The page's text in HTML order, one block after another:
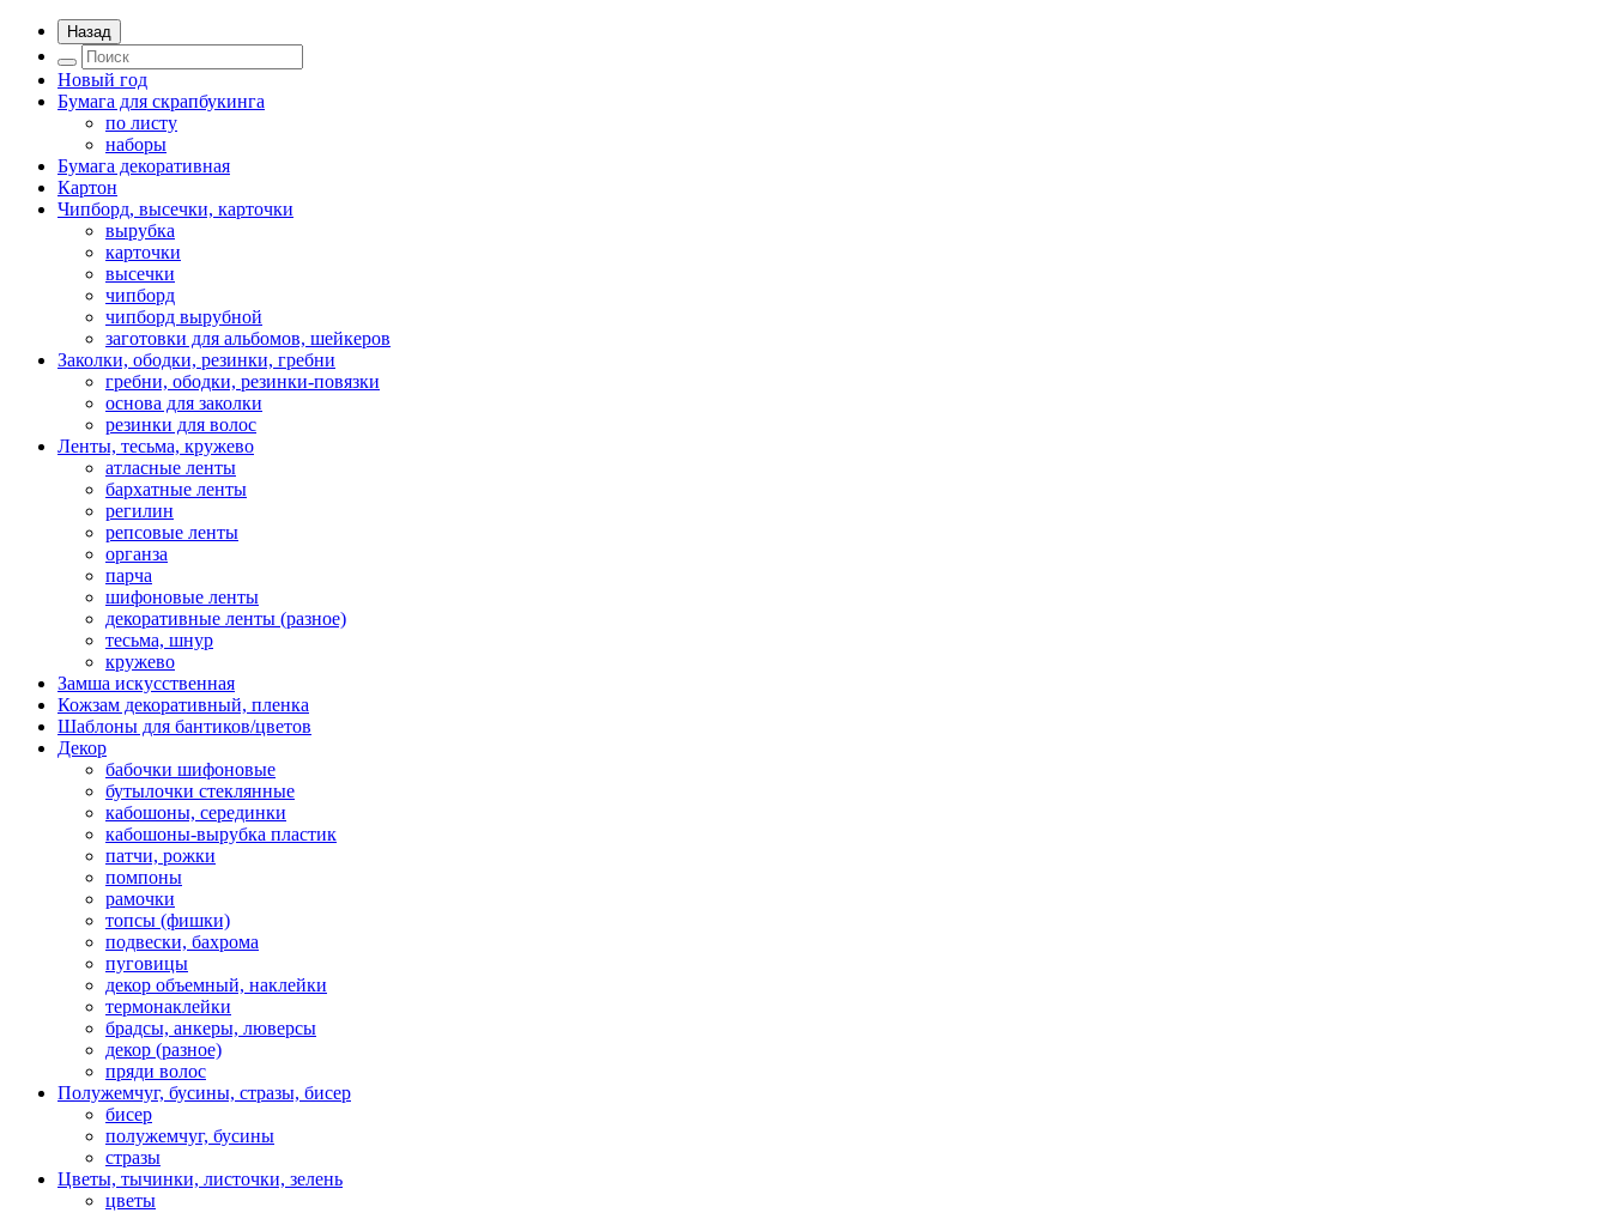
Назад
Новый год
Бумага для скрапбукинга
по листу
наборы
Бумага декоративная
Картон
Чипборд, высечки, карточки
вырубка
карточки
высечки
чипборд
чипборд вырубной
заготовки для альбомов, шейкеров
Заколки, ободки, резинки, гребни
гребни, ободки, резинки-повязки
основа для заколки
резинки для волос
Ленты, тесьма, кружево
атласные ленты
бархатные ленты
регилин
репсовые ленты
органза
парча
шифоновые ленты
декоративные ленты (разное)
тесьма, шнур
кружево
Замша искусственная
Кожзам декоративный, пленка
Шаблоны для бантиков/цветов
Декор
бабочки шифоновые
бутылочки стеклянные
кабошоны, серединки
кабошоны-вырубка пластик
патчи, рожки
помпоны
рамочки
топсы (фишки)
подвески, бахрома
пуговицы
декор объемный, наклейки
термонаклейки
брадсы, анкеры, люверсы
декор (разное)
пряди волос
Полужемчуг, бусины, стразы, бисер
бисер
полужемчуг, бусины
стразы
Цветы, тычинки, листочки, зелень
цветы